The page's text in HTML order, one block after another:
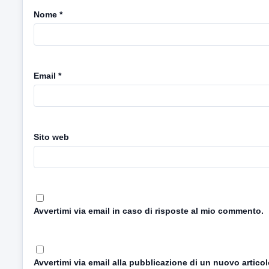
Nome *
Email *
Sito web
Avvertimi via email in caso di risposte al mio commento.
Avvertimi via email alla pubblicazione di un nuovo